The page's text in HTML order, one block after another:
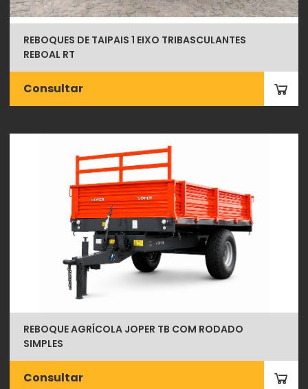
REBOQUES DE TAIPAIS 1 EIXO TRIBASCULANTES
REBOAL RT
Consultar
REBOQUE AGRÍCOLA JOPER TB COM RODADO
SIMPLES
Consultar